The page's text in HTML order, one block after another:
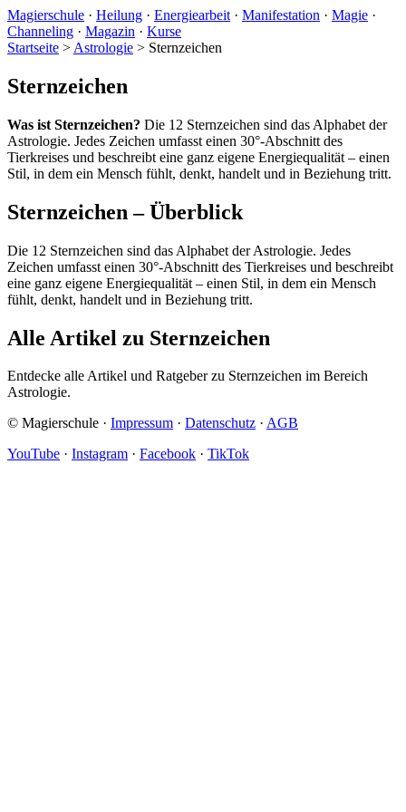
Magierschule · Heilung · Energiearbeit · Manifestation · Magie ·
Channeling · Magazin · Kurse
Startseite > Astrologie > Sternzeichen
Sternzeichen
Was ist Sternzeichen? Die 12 Sternzeichen sind das Alphabet der
Astrologie. Jedes Zeichen umfasst einen 30°-Abschnitt des
Tierkreises und beschreibt eine ganz eigene Energiequalität – einen
Stil, in dem ein Mensch fühlt, denkt, handelt und in Beziehung tritt.
Sternzeichen – Überblick
Die 12 Sternzeichen sind das Alphabet der Astrologie. Jedes
Zeichen umfasst einen 30°-Abschnitt des Tierkreises und beschreibt
eine ganz eigene Energiequalität – einen Stil, in dem ein Mensch
fühlt, denkt, handelt und in Beziehung tritt.
Alle Artikel zu Sternzeichen
Entdecke alle Artikel und Ratgeber zu Sternzeichen im Bereich
Astrologie.
© Magierschule · Impressum · Datenschutz · AGB
YouTube · Instagram · Facebook · TikTok